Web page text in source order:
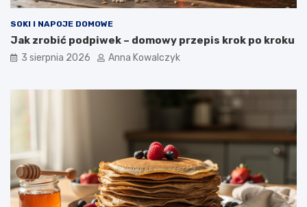
SOKI I NAPOJE DOMOWE
Jak zrobić podpiwek – domowy przepis krok po kroku
3 sierpnia 2026 Anna Kowalczyk